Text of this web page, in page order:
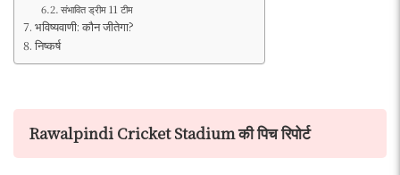
संभावित ड्रीम 11 टीम
भविष्यवाणी: कौन जीतेगा?
निष्कर्ष
Rawalpindi Cricket Stadium की पिच रिपोर्ट